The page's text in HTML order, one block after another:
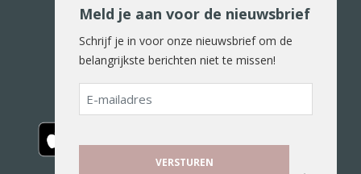
De reiswereld in woord en beeld
Meld je aan voor de nieuwsbrief
Schrijf je in voor onze nieuwsbrief om de
belangrijkste berichten niet te missen!
E-
mailadres